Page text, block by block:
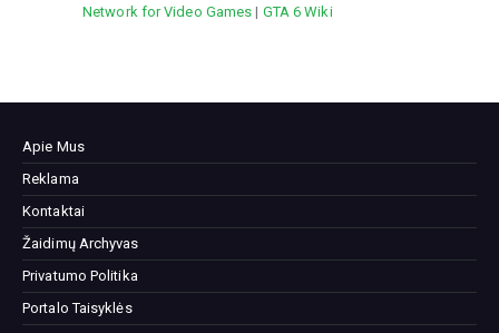
Network for Video Games | GTA 6 Wiki
Apie Mus
Reklama
Kontaktai
Žaidimų Archyvas
Privatumo Politika
Portalo Taisyklės